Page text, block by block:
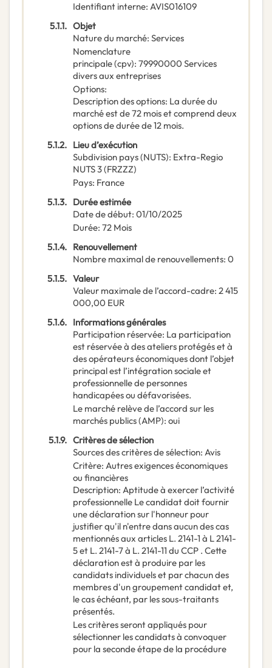
Identifiant interne: AVIS016109
5.1.1. Objet
Nature du marché: Services
Nomenclature
principale(cpv): 79990000 Services
divers aux entreprises
Options:
Description des options: La durée du
marché est de 72 mois et comprend deux
options de durée de 12 mois.
5.1.2. Lieu d’exécution
Subdivision pays (NUTS): Extra-Regio
NUTS 3(FRZZZ)
Pays: France
5.1.3. Durée estimée
Date de début: 01/10/2025
Durée: 72 Mois
5.1.4. Renouvellement
Nombre maximal de renouvellements: 0
5.1.5. Valeur
Valeur maximale de l’accord-cadre: 2 415
000,00 EUR
5.1.6. Informations générales
Participation réservée: La participation
est réservée à des ateliers protégés et à
des opérateurs économiques dont l’objet
principal est l’intégration sociale et
professionnelle de personnes
handicapées ou défavorisées.
Le marché relève de l’accord sur les
marchés publics (AMP): oui
5.1.9. Critères de sélection
Sources des critères de sélection: Avis
Critère: Autres exigences économiques
ou financières
Description: Aptitude à exercer l’activité
professionnelle Le candidat doit fournir
une déclaration sur l'honneur pour
justifier qu'il n'entre dans aucun des cas
mentionnés aux articles L. 2141-1 à L 2141-
5 et L. 2141-7 à L. 2141-11 du CCP . Cette
déclaration est à produire par les
candidats individuels et par chacun des
membres d'un groupement candidat et,
le cas échéant, par les sous-traitants
présentés.
Les critères seront appliqués pour
sélectionner les candidats à convoquer
pour la seconde étape de la procédure